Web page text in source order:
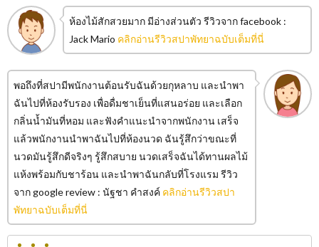
ห้องไม้สักสวยมาก มีอ่างส่วนตัว รีวิวจาก facebook :
Jack Mario คลิกอ่านรีวิวสปาพัทยาฉบับเต็มที่นี่
พอถึงที่สปามีพนักงานต้อนรับฉันด้วยกุหลาบ และนำพา
ฉันไปที่ห้องรับรอง เพื่อดื่มชาเย็นที่แสนอร่อย และเลือก
กลิ่นน้ำมันที่หอม และฟังคำแนะนำจากพนักงาน เสร็จ
แล้วพนักงานนำพาฉันไปที่ห้องนวด ฉันรู้สึกว่าขณะที่
นวดมันรู้สึกดีจริงๆ รู้สึกสบาย นวดเสร็จฉันได้ทานผลไม้
แห้งพร้อมกับชาร้อน และนำพาฉันกลับที่โรงแรม รีวิว
จาก google review : นัฐชา คําสงค์ คลิกอ่านรีวิวสปา
พัทยาฉบับเต็มที่นี่